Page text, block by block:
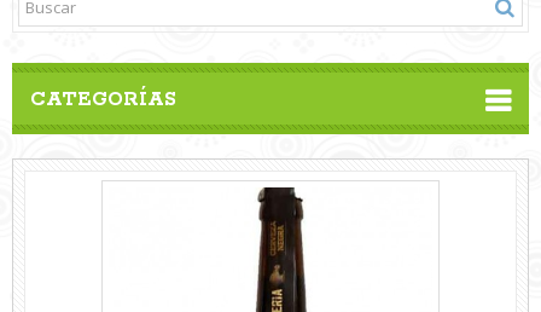
CATEGORÍAS